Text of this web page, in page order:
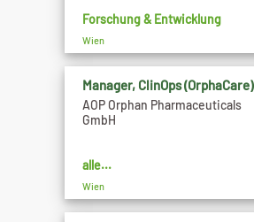
Forschung & Entwicklung
Wien
Manager, ClinOps (OrphaCare)
AOP Orphan Pharmaceuticals
GmbH
alle...
Wien